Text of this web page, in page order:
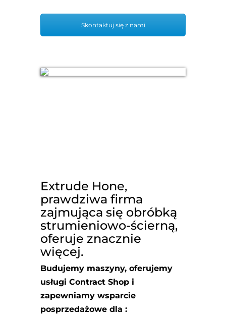
Skontaktuj się z nami
Extrude Hone,
prawdziwa firma
zajmująca się obróbką
strumieniowo-ścierną,
oferuje znacznie
więcej.
Budujemy maszyny, oferujemy
usługi Contract Shop i
zapewniamy wsparcie
posprzedażowe dla :